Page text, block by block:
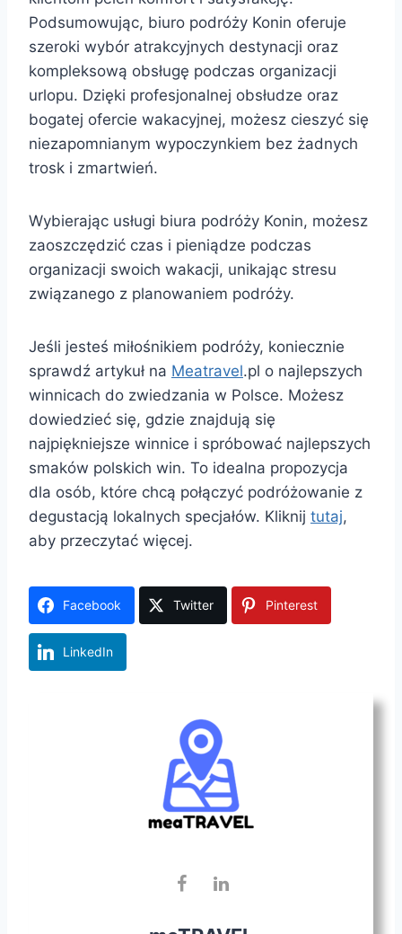
Podsumowując, biuro podróży Konin oferuje
szeroki wybór atrakcyjnych destynacji oraz
kompleksową obsługę podczas organizacji
urlopu. Dzięki profesjonalnej obsłudze oraz
bogatej ofercie wakacyjnej, możesz cieszyć się
niezapomnianym wypoczynkiem bez żadnych
trosk i zmartwień.
Wybierając usługi biura podróży Konin, możesz
zaoszczędzić czas i pieniądze podczas
organizacji swoich wakacji, unikając stresu
związanego z planowaniem podróży.
Jeśli jesteś miłośnikiem podróży, koniecznie
sprawdź artykuł na Meatravel.pl o najlepszych
winnicach do zwiedzania w Polsce. Możesz
dowiedzieć się, gdzie znajdują się
najpiękniejsze winnice i spróbować najlepszych
smaków polskich win. To idealna propozycja
dla osób, które chcą połączyć podróżowanie z
degustacją lokalnych specjałów. Kliknij tutaj,
aby przeczytać więcej.
Facebook Twitter Pinterest
LinkedIn